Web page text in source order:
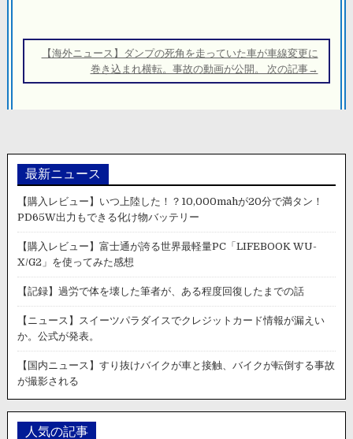
ー 【海外ニュース】ダンプの死角を走っていた車が車線変更に
巻き込まれ横転。事故の動画が公開。 次の記事→
最新ニュース
【購入レビュー】いつ上陸した！？10,000mahが20分で満タン！
PD65W出力もできる化け物バッテリー
【購入レビュー】富士通が誇る世界最軽量PC「LIFEBOOK WU-
X/G2」を使ってみた感想
【記録】過労で体を壊した筆者が、ある程度回復したまでの話
【ニュース】スイーツパラダイスでクレジットカード情報が漏えい
か。公式が発表。
【国内ニュース】すり抜けバイクが車と接触、バイクが転倒する事故
が撮影される
人気の記事